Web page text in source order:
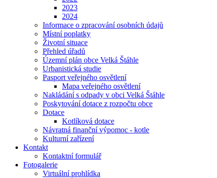
2023
2024
Informace o zpracování osobních údajů
Místní poplatky
Životní situace
Přehled úřadů
Územní plán obce Velká Štáhle
Urbanistická studie
Pasport veřejného osvětlení
Mapa veřejného osvětlení
Nakládání s odpady v obci Velká Štáhle
Poskytování dotace z rozpočtu obce
Dotace
Kotlíková dotace
Návratná finanční výpomoc - kotle
Kulturní zařízení
Kontakt
Kontaktní formulář
Fotogalerie
Virtuální prohlídka